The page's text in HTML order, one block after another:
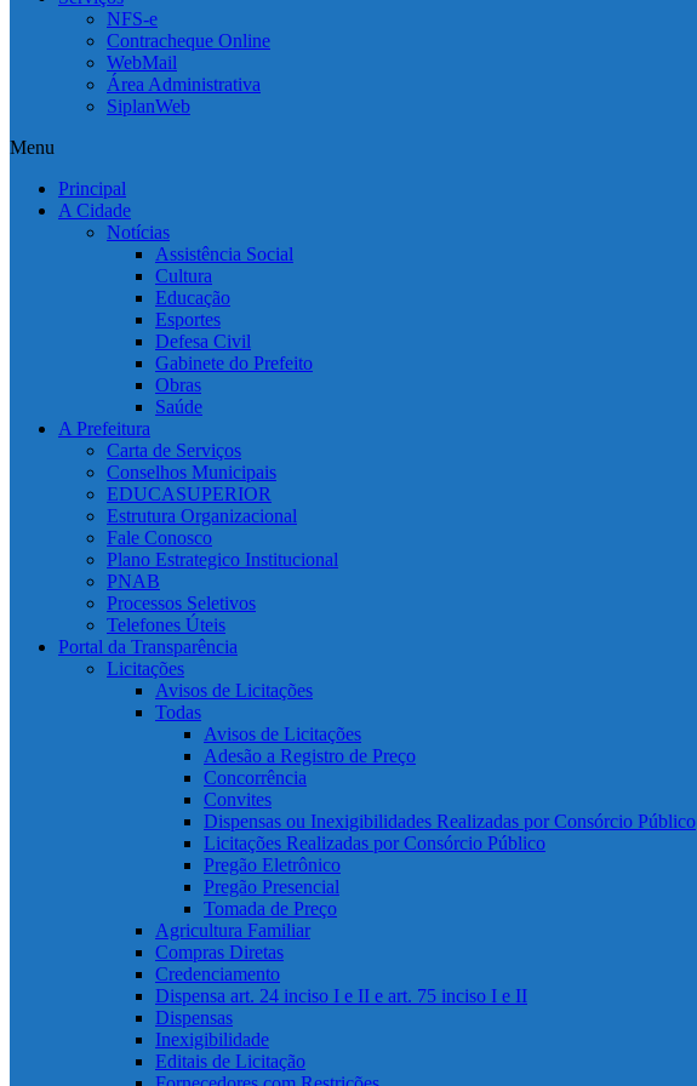
NFS-e
Contracheque Online
WebMail
Área Administrativa
SiplanWeb
Menu
Principal
A Cidade
Notícias
Assistência Social
Cultura
Educação
Esportes
Defesa Civil
Gabinete do Prefeito
Obras
Saúde
A Prefeitura
Carta de Serviços
Conselhos Municipais
EDUCASUPERIOR
Estrutura Organizacional
Fale Conosco
Plano Estrategico Institucional
PNAB
Processos Seletivos
Telefones Úteis
Portal da Transparência
Licitações
Avisos de Licitações
Todas
Avisos de Licitações
Adesão a Registro de Preço
Concorrência
Convites
Dispensas ou Inexigibilidades Realizadas por Consórcio Público
Licitações Realizadas por Consórcio Público
Pregão Eletrônico
Pregão Presencial
Tomada de Preço
Agricultura Familiar
Compras Diretas
Credenciamento
Dispensa art. 24 inciso I e II e art. 75 inciso I e II
Dispensas
Inexigibilidade
Editais de Licitação